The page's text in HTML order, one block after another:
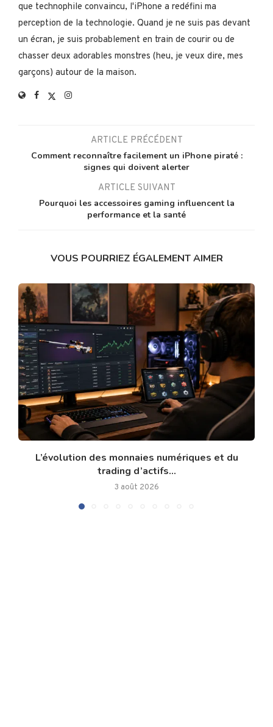
que technophile convaincu, l'iPhone a redéfini ma
perception de la technologie. Quand je ne suis pas devant
un écran, je suis probablement en train de courir ou de
chasser deux adorables monstres (heu, je veux dire, mes
garçons) autour de la maison.
ARTICLE PRÉCÉDENT
Comment reconnaître facilement un iPhone piraté :
signes qui doivent alerter
ARTICLE SUIVANT
Pourquoi les accessoires gaming influencent la
performance et la santé
VOUS POURRIEZ ÉGALEMENT AIMER
L’évolution des monnaies numériques et du
trading d’actifs...
3 août 2026